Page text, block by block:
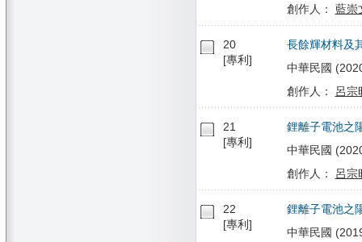
創作人： 藍崇
20
[專利]
長餘輝材料及
中華民國
創作人： 呂宗
21
[專利]
鋰離子電池之
中華民國
創作人： 呂宗
22
[專利]
鋰離子電池之
中華民國